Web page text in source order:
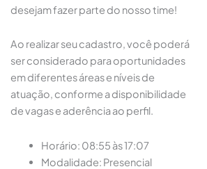
desejam fazer parte do nosso time!
Ao realizar seu cadastro, você poderá
ser considerado para oportunidades
em diferentes áreas e níveis de
atuação, conforme a disponibilidade
de vagas e aderência ao perfil.
Horário: 08:55 às 17:07
Modalidade: Presencial